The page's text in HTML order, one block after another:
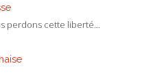
perdons cette liberté...